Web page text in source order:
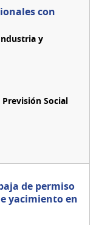
con
y
Social
de permiso
yacimiento en